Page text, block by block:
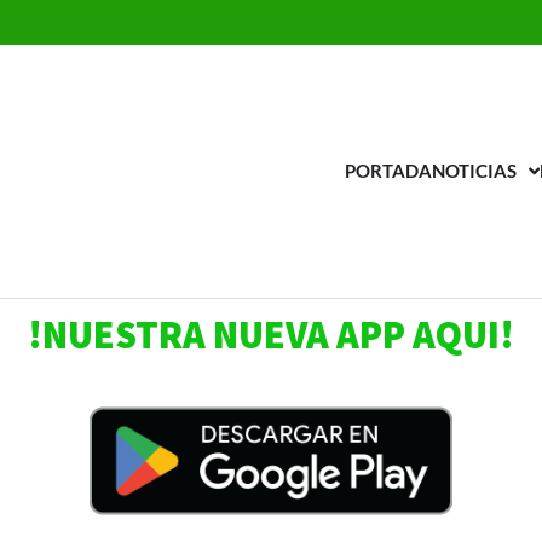
PORTADANOTICIAS
!NUESTRA NUEVA APP AQUI!